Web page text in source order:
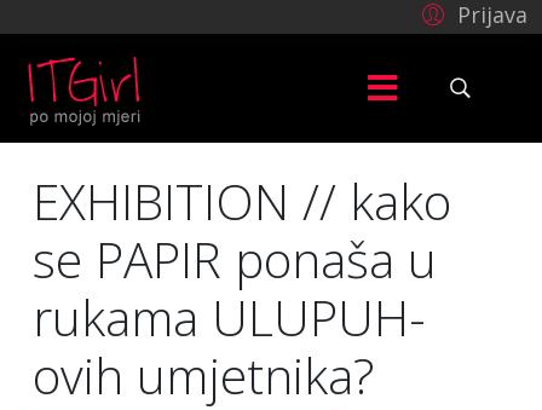
Prijava
EXHIBITION // kako
se PAPIR ponaša u
rukama ULUPUH-
ovih umjetnika?